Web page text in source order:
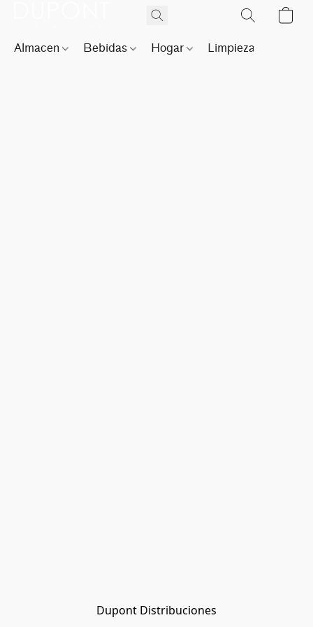
Almacen Bebidas Hogar Limpieza
Dupont Distribuciones